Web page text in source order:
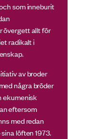
som inneburit
övergett allt för
radikalt i
av broder
några bröder
ekumenisk
eftersom
med redan
löften 1973.